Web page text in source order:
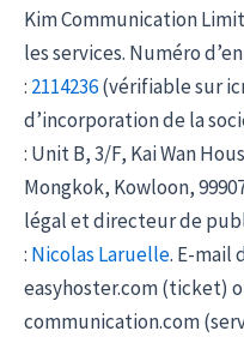
Kim Communication
les services. Numéro
: 2114236(vérifiable sur
d’incorporation de la
: Unit B, 3/F, Kai Wan
Mongkok, Kowloon,
légal et directeur de
: Nicolas Laruelle. E-mail
easyhoster.com (ticket)
communication.com